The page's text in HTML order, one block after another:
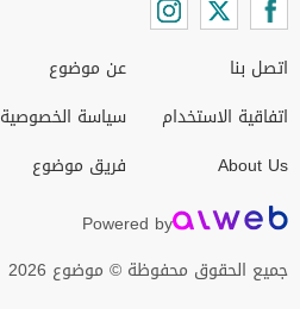
اتصل بنا
اتفاقية الاستخدام
About Us
عن موضوع
سياسة الخصوصية
فريق موضوع
Powered by
جميع الحقوق محفوظة © موضوع 2026